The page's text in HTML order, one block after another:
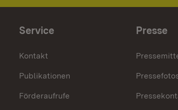
Service
Kontakt
Publikationen
Förderaufrufe
Presse